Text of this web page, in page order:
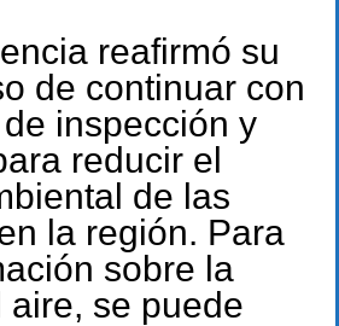
reafirmó su
de continuar con
inspección y
reducir el
de las
la región. Para
sobre la
aire, se puede